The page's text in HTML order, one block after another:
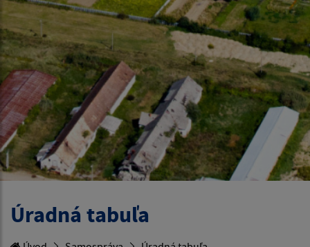
Úradná tabuľa